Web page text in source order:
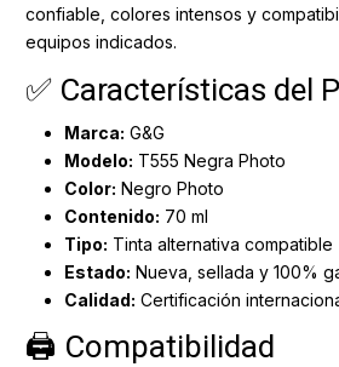
confiable, colores intensos y
equipos indicados.
✅ Características del
Marca: G&G
Modelo: T555 Negra Photo
Color: Negro Photo
Contenido: 70 ml
Tipo: Tinta alternativa compatible
Estado: Nueva, sellada y 100%
Calidad: Certificación
🖨 Compatibilidad